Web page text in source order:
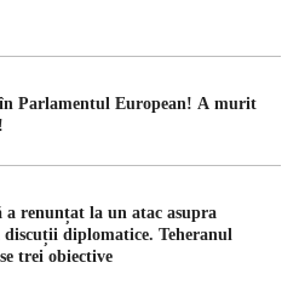
Parlamentul European! A murit
a renunțat la un atac asupra
diplomatice. Teheranul
trei obiective